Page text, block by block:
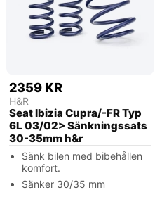
2359 KR
H&R
Seat Ibizia Cupra/-FR Typ
6L 03/02> Sänkningssats
30-35mm h&r
Sänk bilen med bibehållen
komfort.
Sänker 30/35 mm